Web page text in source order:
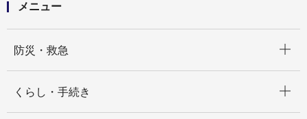
メニュー
防災・救急
くらし・手続き